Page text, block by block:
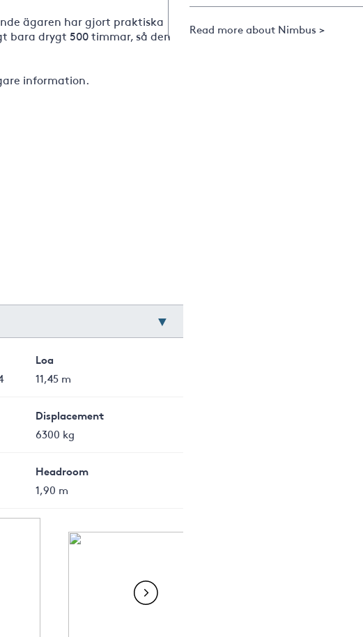
ägaren har gjort praktiska
bara drygt 500 timmar, så den
information.
Loa
11,45 m
Displacement
6300 kg
Headroom
1,90 m
Read more about Nimbus >